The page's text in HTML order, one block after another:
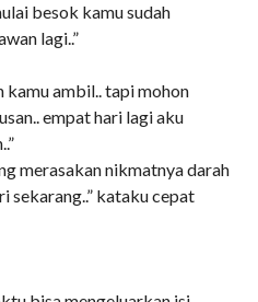
besok kamu sudah
lagi..”
kamu ambil.. tapi mohon
empat hari lagi aku
merasakan nikmatnya darah
sekarang..” kataku cepat